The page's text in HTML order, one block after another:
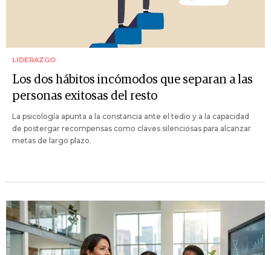
LIDERAZGO
Los dos hábitos incómodos que separan a las
personas exitosas del resto
La psicología apunta a la constancia ante el tedio y a la capacidad
de postergar recompensas como claves silenciosas para alcanzar
metas de largo plazo.